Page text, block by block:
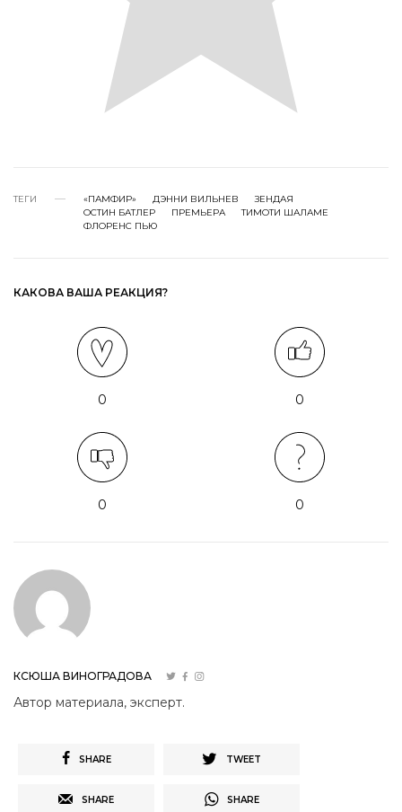
ТЕГИ «ПАМФИР» ДЭННИ ВИЛЬНЕВ
ЗЕНДАЯ
ОСТИН БАТЛЕР
ПРЕМЬЕРА
ТИМОТИ ШАЛАМЕ
ФЛОРЕНС ПЬЮ
КАКОВА ВАША РЕАКЦИЯ?
0 0
0 0
КСЮША ВИНОГРАДОВА
Автор материала, эксперт.
SHARE TWEET
SHARE SHARE